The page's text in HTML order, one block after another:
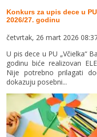
Konkurs za upis dece u
2026/27. godinu
četvrtak, 26 mart 2026
U pis dece u PU „Včielka“
godinu biće realizovan
Nije potrebno prilagati
dokazuju posebni...